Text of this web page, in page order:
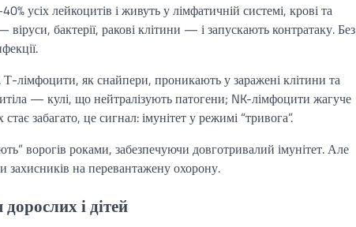
усіх лейкоцитів і живуть у лімфатичній системі, крові та
бактерії, ракові клітини — і запускають контратаку. Без
лімфоцити, як снайпери, проникають у заражені клітини та
— кулі, що нейтралізують патогени; NK-лімфоцити жагуче
забагато, це сигнал: імунітет у режимі “тривога”.
ворогів роками, забезпечуючи довготривалий імунітет. Але
на перевантажену охорону.
і дітей